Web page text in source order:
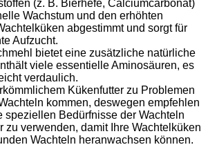
(z. B. Bierhefe, Calciumcarbonat)
Wachstum und den erhöhten
abgestimmt und sorgt für
Aufzucht.
bietet eine zusätzliche natürliche
viele essentielle Aminosäuren, es
verdaulich.
Kükenfutter zu Problemen
kommen, deswegen empfehlen
speziellen Bedürfnisse der Wachteln
zu verwenden, damit Ihre Wachtelküken
Wachteln heranwachsen können.